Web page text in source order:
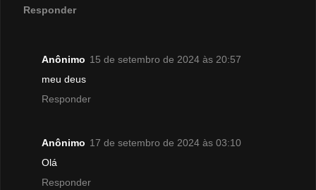
Responder
Anônimo 15 de setembro de 2024 às 20:57
meu deus
Responder
Anônimo 17 de setembro de 2024 às 03:10
Olá
Responder